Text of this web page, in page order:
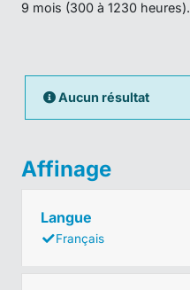
9 mois (300 à 1230 heures).
Aucun résultat
Affinage
Langue
Français